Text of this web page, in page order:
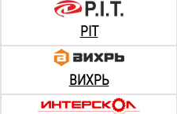
PIT
ВИХРЬ